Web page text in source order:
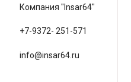
Компания "Insar64"
+7-9372- 251-571
info@insar64.ru